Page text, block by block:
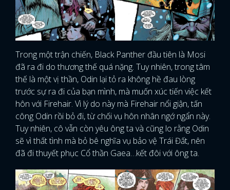
Trong một trận chiến, Black Panther đầu tiên là Mosi
đã ra đi do thương thế quá nặng. Tuy nhiên, trong tâm
thế là một vị thần, Odin lại tỏ ra không hề đau lòng
trước sự ra đi của bạn mình, mà muốn xúc tiến việc kết
hôn với Firehair. Vì lý do này mà Firehair nổi giận, tấn
công Odin rồi bỏ đi, từ chối vụ hôn nhân ngớ ngẩn này.
Tuy nhiên, cô vẫn còn yêu ông ta và cũng lo rằng Odin
sẽ vì thất tình mà bỏ bê nghĩa vụ bảo vệ Trái Đất, nên
đã đi thuyết phục Cổ thần Gaea…kết đôi với ông ta.